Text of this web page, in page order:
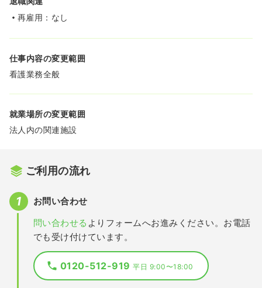
再雇用：なし
仕事内容の変更範囲
看護業務全般
就業場所の変更範囲
法人内の関連施設
ご利用の流れ
お問い合わせ
問い合わせる よりフォームへお進みください。お電話
でも受け付けています。
0120-512-919平日 9:00〜18:00